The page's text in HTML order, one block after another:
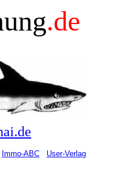
.de
Immo-ABC User-Verlag